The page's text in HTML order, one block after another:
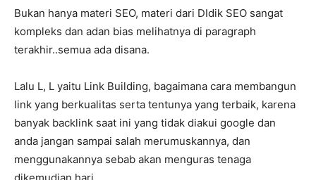
Bukan hanya materi SEO, materi dari DIdik SEO sangat
kompleks dan adan bias melihatnya di paragraph
terakhir..semua ada disana.
Lalu L, L yaitu Link Building, bagaimana cara membangun
link yang berkualitas serta tentunya yang terbaik, karena
banyak backlink saat ini yang tidak diakui google dan
anda jangan sampai salah merumuskannya, dan
menggunakannya sebab akan menguras tenaga